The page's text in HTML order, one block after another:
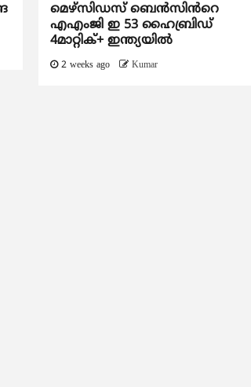
മെഴ്‌സിഡസ് ബെൻസിൻറെ
എഎംജി ഇ 53 ഹൈബ്രിഡ്
4മാറ്റിക്+ ഇന്ത്യയിൽ
2 weeks ago Kumar